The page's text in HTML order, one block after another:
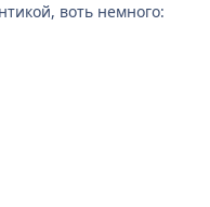
воть немного: